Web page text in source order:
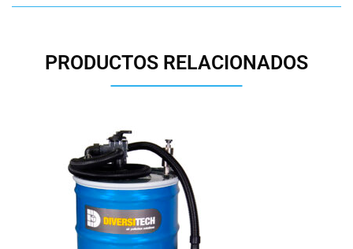
PRODUCTOS RELACIONADOS